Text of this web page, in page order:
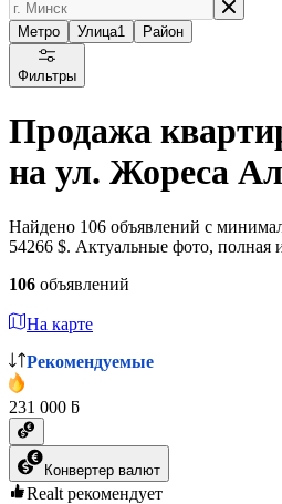
Метро Улица1 Район
Фильтры
Продажа
на ул. Жореса
Найдено 106 объявлений с
54266 $. Актуальные фото, полная
106 объявлений
На карте
Рекомендуемые
231 000 ƃ
Конвертер валют
Realt рекомендует